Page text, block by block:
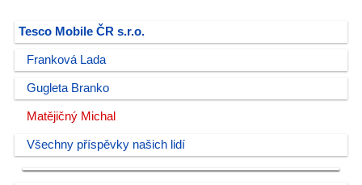
Tesco Mobile ČR s.r.o.
Franková Lada
Gugleta Branko
Matějičný Michal
Všechny příspěvky našich lidí